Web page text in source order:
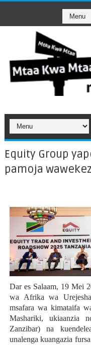
Equity Group
pamoja
Dar es Salaam, 19 Mei
wa Afrika wa
msafara wa kimataifa
Mashariki, ukiaanzia
Zanzibar) na
unalenga kuangazia